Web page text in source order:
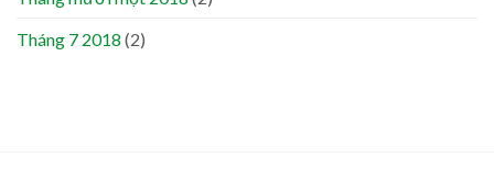
Tháng 7 2018 (2)